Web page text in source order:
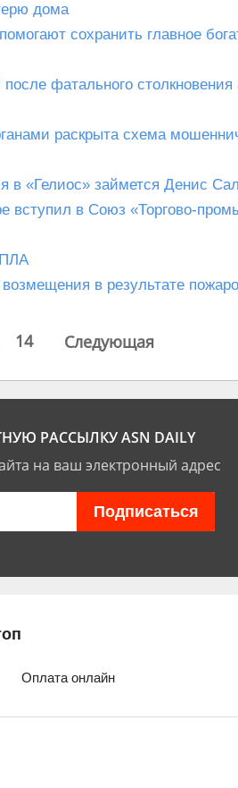
дома
сохранить главное
фатального столкновения
раскрыта схема
«Гелиос» займется Денис
вступил в Союз «Торгово-
в результате
14 Следующая
РАССЫЛКУ ASN DAILY
на ваш электронный адрес
Оплата онлайн